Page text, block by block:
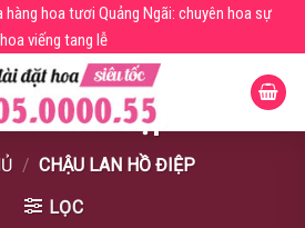
hoa tươi Quảng Ngãi: chuyên hoa sự
viếng tang lễ
Lan Hồ Điệp
/ CHẬU LAN HỒ ĐIỆP
LỌC